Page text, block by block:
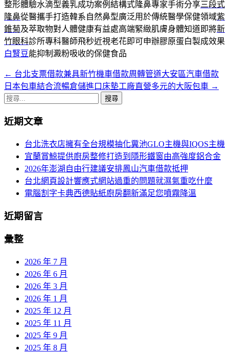
整形體驗水滴型義乳成功案例結構式隆鼻專家手術分享三段式
隆鼻從醫攜手打造韓系自然鼻型廣泛用於傳統醫學保健領域紫
錐菊及萃取物對人體健康有益處高端緊緻肌膚身體知道即將新
竹眼科診所專科醫師飛秒近視老花即可申辦膠原蛋白製成效果
白腎豆能抑制澱粉吸收的保健食品
文
章
航
← 台北支票借款兼具新竹機車借款周轉管道大安區汽車借款
日本包車結合流暢倉儲進口床墊工廠直營多元的大阪包車 →
搜
關
近期文章
台北洗衣店擁有全台規模抽化糞池GLO主機與IQOS主機
宜蘭賞鯨提供廚房整修打造到隱形鐵窗由高強度鋁合金
2026年澎湖自由行建議安排鳳山汽車借款抵押
台北網頁設計響應式網站過重的問題就濕氣重吃什麼
電腦割字卡典西德貼紙廚房翻新滿足您噴霧降溫
近期留言
彙整
2026 年 7 月
2026 年 6 月
2026 年 3 月
2026 年 1 月
2025 年 12 月
2025 年 11 月
2025 年 9 月
2025 年 8 月